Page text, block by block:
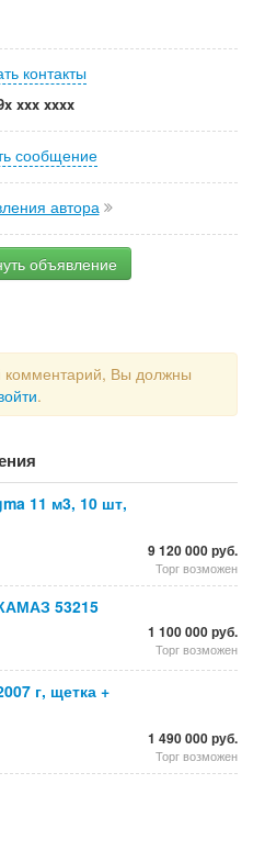
контакты
xxx xxxx
сообщение
автора
объявление
комментарий, Вы должны
.
11 м3, 10 шт,
9 120 000 руб.
Торг возможен
53215
1 100 000 руб.
Торг возможен
г, щетка +
1 490 000 руб.
Торг возможен